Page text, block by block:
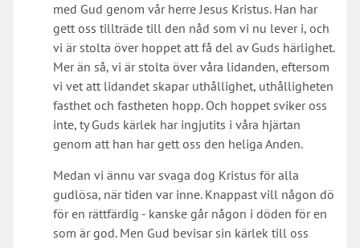
med Gud genom vår herre Jesus Kristus. Han har
gett oss tillträde till den nåd som vi nu lever i, och
vi är stolta över hoppet att få del av Guds härlighet.
Mer än så, vi är stolta över våra lidanden, eftersom
vi vet att lidandet skapar uthållighet, uthålligheten
fasthet och fastheten hopp. Och hoppet sviker oss
inte, ty Guds kärlek har ingjutits i våra hjärtan
genom att han har gett oss den heliga Anden.
Medan vi ännu var svaga dog Kristus för alla
gudlösa, när tiden var inne. Knappast vill någon dö
för en rättfärdig - kanske går någon i döden för en
som är god. Men Gud bevisar sin kärlek till oss